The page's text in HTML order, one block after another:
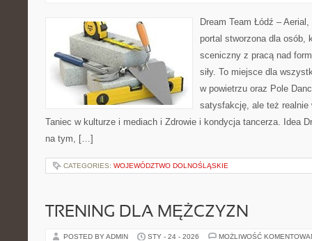
Dream Team Łódź –
portal stworzona dla osób,
sceniczny z pracą nad
siły. To miejsce dla
w powietrzu oraz Pole
satysfakcję, ale też realnie
Taniec w kulturze i mediach i Zdrowie i kondycja tancerza. Idea
na tym, […]
CATEGORIES: WOJEWÓDZTWO DOLNOŚLĄSKIE
TRENING DLA MĘŻCZYZN
POSTED BY ADMIN STY - 24 - 2026 MOŻLIWOŚĆ